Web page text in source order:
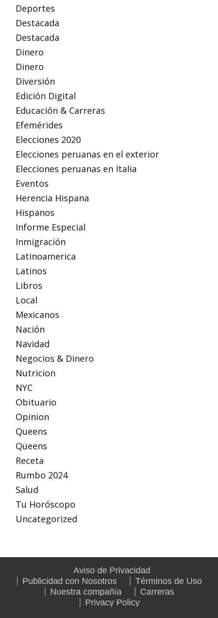
Deportes
Destacada
Destacada
Dinero
Dinero
Diversión
Edición Digital
Educación & Carreras
Efemérides
Elecciones 2020
Elecciones peruanas en el exterior
Elecciones peruanas en Italia
Eventos
Herencia Hispana
Hispanos
Informe Especial
Inmigración
Latinoamerica
Latinos
Libros
Local
Mexicanos
Nación
Navidad
Negocios & Dinero
Nutricion
NYC
Obituario
Opinion
Queens
Queens
Receta
Rumbo 2024
Salud
Tu Horóscopo
Uncategorized
Aviso de Privacidad
Publicidad con Nosotros
Términos de Uso
Nuestra compañía
Carreras
Privacy Policy